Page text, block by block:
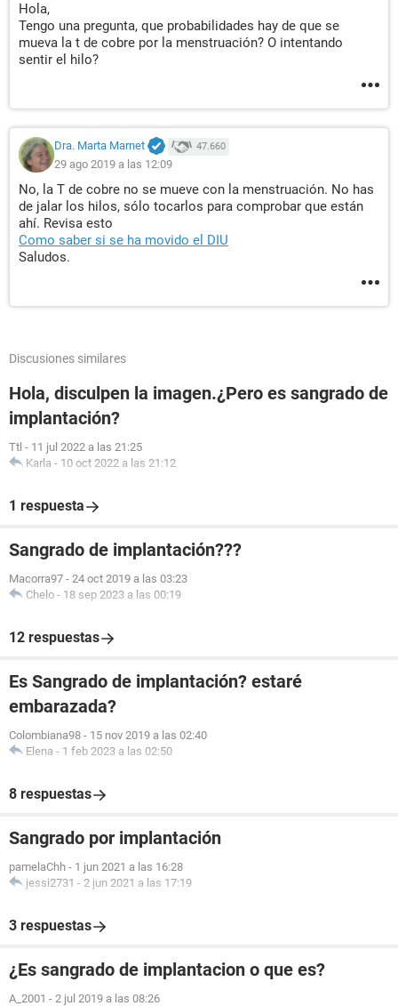
Hola,
Tengo una pregunta, que probabilidades hay de que se
mueva la t de cobre por la menstruación? O intentando
sentir el hilo?
Dra. Marta Marnet 47.660
29 ago 2019 a las 12:09
No, la T de cobre no se mueve con la menstruación. No has
de jalar los hilos, sólo tocarlos para comprobar que están
ahí. Revisa esto
Como saber si se ha movido el DIU
Saludos.
Discusiones similares
Hola, disculpen la imagen.¿Pero es sangrado de
implantación?
Ttl - 11 jul 2022 a las 21:25
Karla - 10 oct 2022 a las 21:12
1 respuesta
Sangrado de implantación???
Macorra97 - 24 oct 2019 a las 03:23
Chelo - 18 sep 2023 a las 00:19
12 respuestas
Es Sangrado de implantación? estaré
embarazada?
Colombiana98 - 15 nov 2019 a las 02:40
Elena - 1 feb 2023 a las 02:50
8 respuestas
Sangrado por implantación
pamelaChh - 1 jun 2021 a las 16:28
jessi2731 - 2 jun 2021 a las 17:19
3 respuestas
¿Es sangrado de implantacion o que es?
A_2001 - 2 jul 2019 a las 08:26